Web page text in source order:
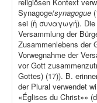
Synagoge/synagogue
sei (ἡ συναγωγή). Die
Versammlung der
Zusammenlebens der
Vorwegnahme der
vor Gott
Gottes) (17)). B.
der Plural verwendet
«Églises du Christ»»